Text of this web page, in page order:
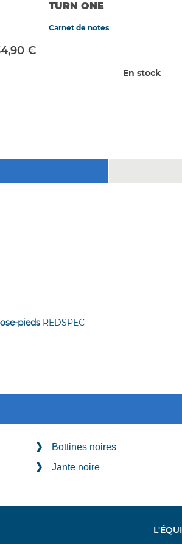
€
TURN ONE
Carnet de notes
En stock
pieds REDSPEC
Bottines noires
Jante noire